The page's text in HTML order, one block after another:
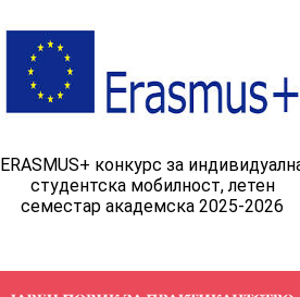
ERASMUS+ конкурс за
студентска мобилност, летен
семестар академска 2025-2026